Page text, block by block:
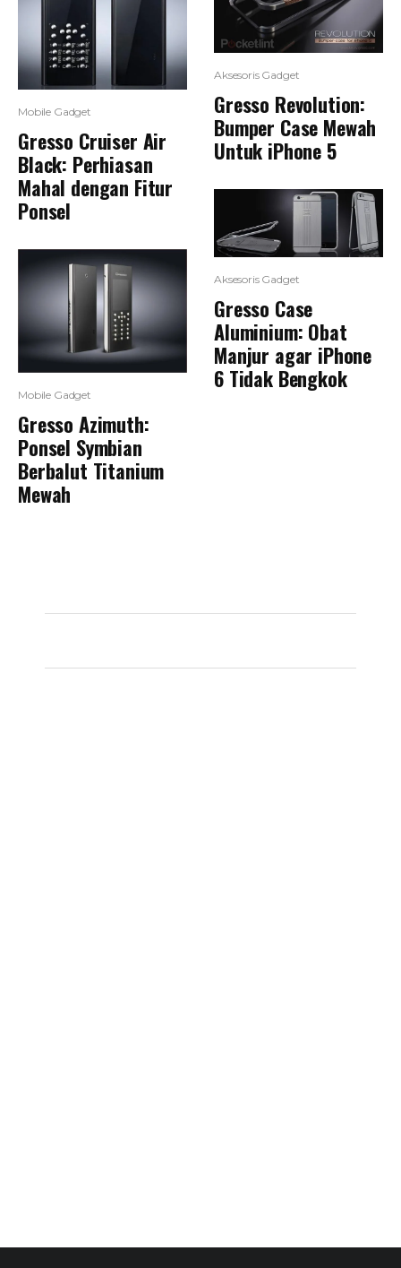
Mobile Gadget
Gresso Cruiser Air
Black: Perhiasan
Mahal dengan Fitur
Ponsel
Mobile Gadget
Gresso Azimuth:
Ponsel Symbian
Berbalut Titanium
Mewah
Aksesoris Gadget
Gresso Revolution:
Bumper Case Mewah
Untuk iPhone 5
Aksesoris Gadget
Gresso Case
Aluminium: Obat
Manjur agar iPhone
6 Tidak Bengkok